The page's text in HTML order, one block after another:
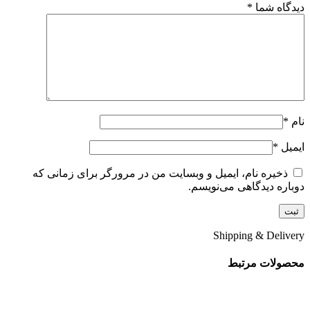
دیدگاه شما *
نام *
ایمیل *
ذخیره نام، ایمیل و وبسایت من در مرورگر برای زمانی که
دوباره دیدگاهی می‌نویسم.
Shipping & Delivery
محصولات مرتبط